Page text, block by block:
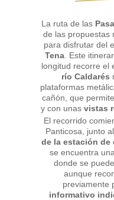
La ruta de las
de las propuestas
para disfrutar del
Tena . Este
longitud recorre el
río Caldarés
plataformas
cañón, que
y con unas vistas
El recorrido
Panticosa, junto al
de la estación de
se encuentra una
donde se
aunque
previamente
informativo